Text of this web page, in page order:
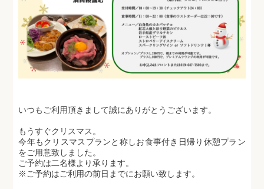
いつもご利用頂きまして誠にありがとうございます。
もうすぐクリスマス。
今年もクリスマスプランと称しお食事付き日帰り休憩プラン
をご用意致しました。
ご予約は二名様より承ります。
※ご予約はご利用の前日までにお願い致します。